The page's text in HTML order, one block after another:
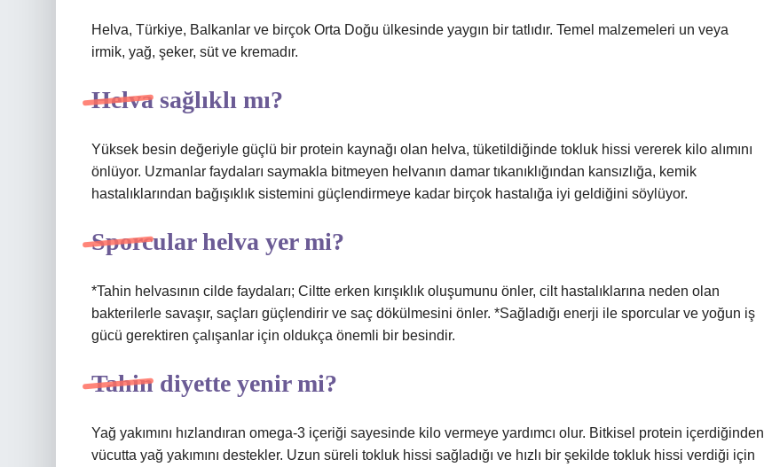
Helva, Türkiye, Balkanlar ve birçok Orta Doğu ülkesinde yaygın bir tatlıdır. Temel malzemeleri un veya
irmik, yağ, şeker, süt ve kremadır.
Helva sağlıklı mı?
Yüksek besin değeriyle güçlü bir protein kaynağı olan helva, tüketildiğinde tokluk hissi vererek kilo alımını
önlüyor. Uzmanlar faydaları saymakla bitmeyen helvanın damar tıkanıklığından kansızlığa, kemik
hastalıklarından bağışıklık sistemini güçlendirmeye kadar birçok hastalığa iyi geldiğini söylüyor.
Sporcular helva yer mi?
*Tahin helvasının cilde faydaları; Ciltte erken kırışıklık oluşumunu önler, cilt hastalıklarına neden olan
bakterilerle savaşır, saçları güçlendirir ve saç dökülmesini önler. *Sağladığı enerji ile sporcular ve yoğun iş
gücü gerektiren çalışanlar için oldukça önemli bir besindir.
Tahin diyette yenir mi?
Yağ yakımını hızlandıran omega-3 içeriği sayesinde kilo vermeye yardımcı olur. Bitkisel protein içerdiğinden
vücutta yağ yakımını destekler. Uzun süreli tokluk hissi sağladığı ve hızlı bir şekilde tokluk hissi verdiği için